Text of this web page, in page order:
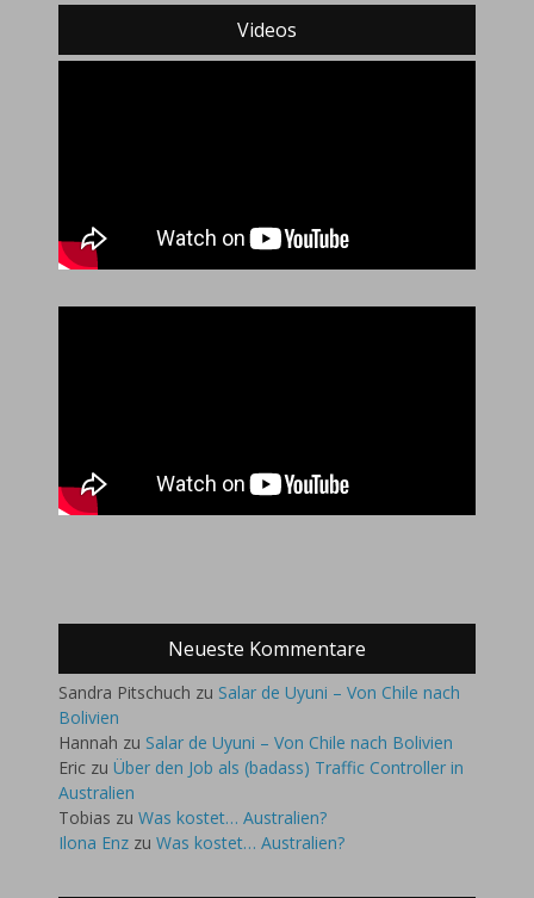
Videos
Neueste Kommentare
Sandra Pitschuch zu Salar de Uyuni – Von Chile nach
Bolivien
Hannah zu Salar de Uyuni – Von Chile nach Bolivien
Eric zu Über den Job als (badass) Traffic Controller in
Australien
Tobias zu Was kostet… Australien?
Ilona Enz zu Was kostet… Australien?